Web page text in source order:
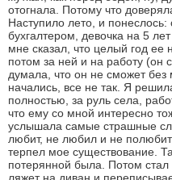
отогнала. Потому что
Наступило лето, и
бухгалтером, девочка на 5
мне сказал, что целый год
потом за ней и на работу (он
думала, что он не сможет
начались, все не так. Я
полностью, за руль села,
что ему со мной интересно
услышала самые страшные
любит, не любил и не
терпел мое существование.
потерянной была. Потом стал
ляжет на диван и